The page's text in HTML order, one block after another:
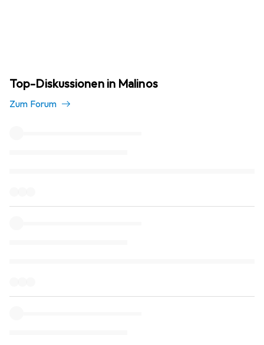
Top-Diskussionen in Malinos
Zum Forum